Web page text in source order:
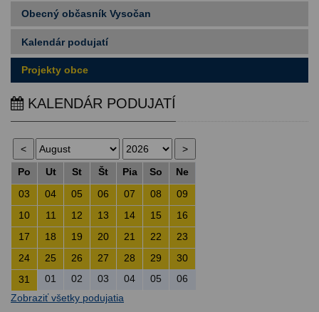
Obecný občasník Vysočan
Kalendár podujatí
Projekty obce
KALENDÁR PODUJATÍ
Po Ut St Št Pia So
Ne
03
04 05 06 07 08
09
10
11 12 13 14 15
16
17
18 19 20 21 22
23
24
25 26 27 28 29
30
31
01 02 03 04 05
06
Zobraziť všetky podujatia